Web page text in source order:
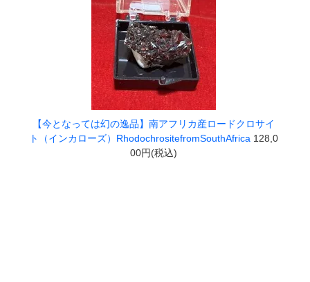
【今となっては幻の逸品】南アフリカ産ロードクロサイ
ト（インカローズ）RhodochrositefromSouthAfrica128,0
00円(税込)